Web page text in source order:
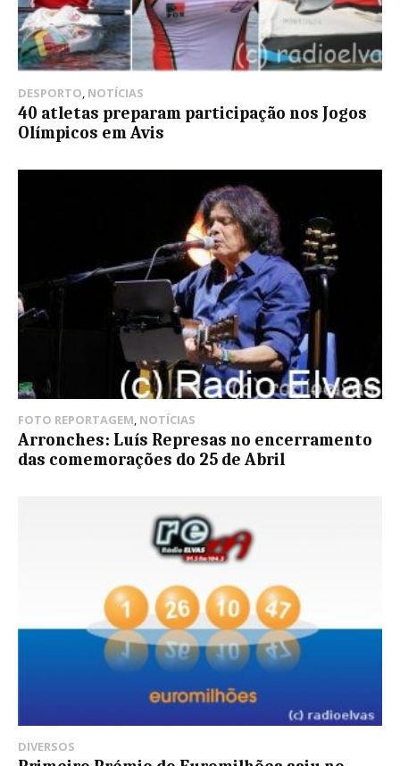
DESPORTO, NOTÍCIAS
40 atletas preparam participação nos Jogos
Olímpicos em Avis
FOTO REPORTAGEM, NOTÍCIAS
Arronches: Luís Represas no encerramento
das comemorações do 25 de Abril
DIVERSOS